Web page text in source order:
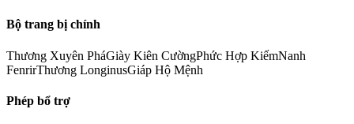
Bộ trang bị chính
Thương Xuyên PháGiày Kiên CườngPhức Hợp KiếmNanh
FenrirThương LonginusGiáp Hộ Mệnh
Phép bổ trợ